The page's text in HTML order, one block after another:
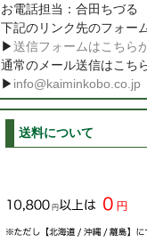
お電話担当：合田ちづる
下記のリンク先のフォー
▶送信フォームはこちら
通常のメール送信はこち
▶ info@kaiminkobo.co.jp
送料について